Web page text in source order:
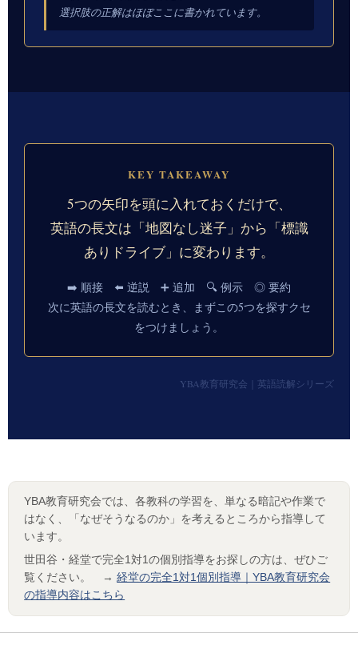
選択肢の正解はほぼここに書かれています。
KEY TAKEAWAY
5つの矢印を頭に入れておくだけで、
英語の長文は「地図なし迷子」から「標識
ありドライブ」に変わります。
➡️ 順接 ⬅️ 逆説 ➕ 追加 🔍 例示 ◎ 要約
次に英語の長文を読むとき、まずこの5つを探すクセ
をつけましょう。
YBA教育研究会｜英語読解シリーズ
YBA教育研究会では、各教科の学習を、単なる暗記や作業で
はなく、「なぜそうなるのか」を考えるところから指導して
います。
世田谷・経堂で完全1対1の個別指導をお探しの方は、ぜひご
覧ください。 →経堂の完全1対1個別指導｜YBA教育研究会
の指導内容はこちら